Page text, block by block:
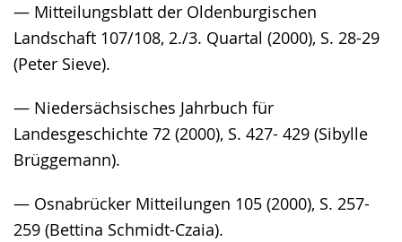
— Mitteilungsblatt der Oldenburgischen
Landschaft 107/108, 2./3. Quartal (2000), S. 28-29
(Peter Sieve).
— Niedersächsisches Jahrbuch für
Landesgeschichte 72 (2000), S. 427- 429 (Sibylle
Brüggemann).
— Osnabrücker Mitteilungen 105 (2000), S. 257-
259 (Bettina Schmidt-Czaia).